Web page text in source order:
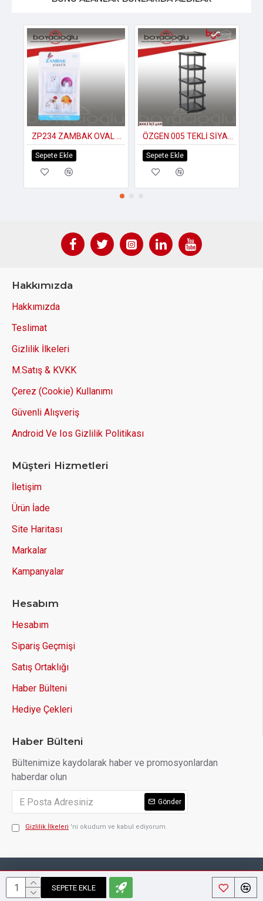
SEPETE EKLE
Sepete Ekle Sepete Ekle
Hakkımızda
Hakkımızda
Teslimat
Gizlilik İlkeleri
M.Satış & KVKK
Çerez (Cookie) Kullanımı
Güvenli Alışveriş
Android Ve Ios Gizlilik Politikası
Müşteri Hizmetleri
İletişim
Ürün İade
Site Haritası
Markalar
Kampanyalar
Hesabım
Hesabım
Sipariş Geçmişi
Satış Ortaklığı
Haber Bülteni
Hediye Çekleri
Haber Bülteni
Bültenimize kaydolarak haber ve promosyonlardan
haberdar olun
Gönder
Gizlilik İlkeleri 'ni okudum ve kabul ediyorum.
Copyright © 2014, Your Store, All Rights Reserved